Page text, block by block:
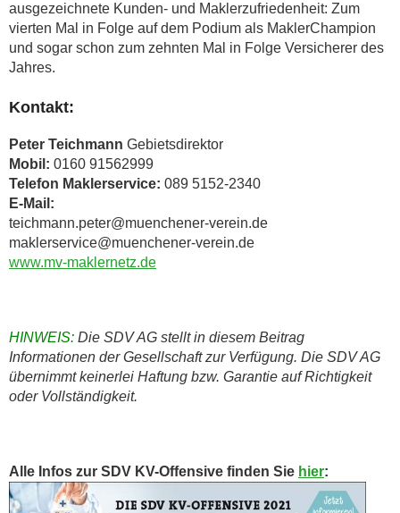
ausgezeichnete Kunden- und Maklerzufriedenheit: Zum
vierten Mal in Folge auf dem Podium als MaklerChampion
und sogar schon zum zehnten Mal in Folge Versicherer des
Jahres.
Kontakt:
Peter Teichmann Gebietsdirektor
Mobil: 0160 91562999
Telefon Maklerservice: 089 5152-2340
E-Mail:
teichmann.peter@muenchener-verein.de
maklerservice@muenchener-verein.de
www.mv-maklernetz.de
HINWEIS: Die SDV AG stellt in diesem Beitrag
Informationen der Gesellschaft zur Verfügung. Die SDV AG
übernimmt keinerlei Haftung bzw. Garantie auf Richtigkeit
oder Vollständigkeit.
Alle Infos zur SDV KV-Offensive finden Sie hier: